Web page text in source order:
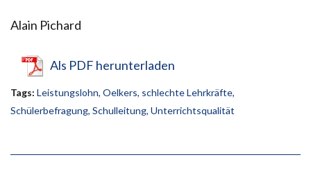
Alain Pichard
Als PDF herunterladen
Tags: Leistungslohn, Oelkers, schlechte Lehrkräfte,
Schülerbefragung, Schulleitung, Unterrichtsqualität